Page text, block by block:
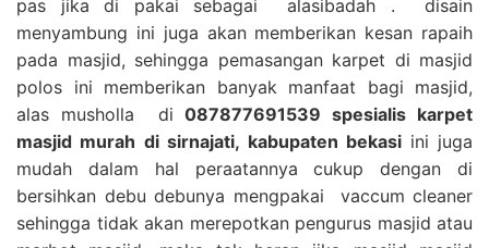
pas jika di pakai sebagai alasibadah . disain
menyambung ini juga akan memberikan kesan rapaih
pada masjid, sehingga pemasangan karpet di masjid
polos ini memberikan banyak manfaat bagi masjid,
alas musholla di087877691539 spesialis karpet
masjid murah di sirnajati, kabupaten bekasi ini juga
mudah dalam hal peraatannya cukup dengan di
bersihkan debu debunya mengpakai vaccum cleaner
sehingga tidak akan merepotkan pengurus masjid atau